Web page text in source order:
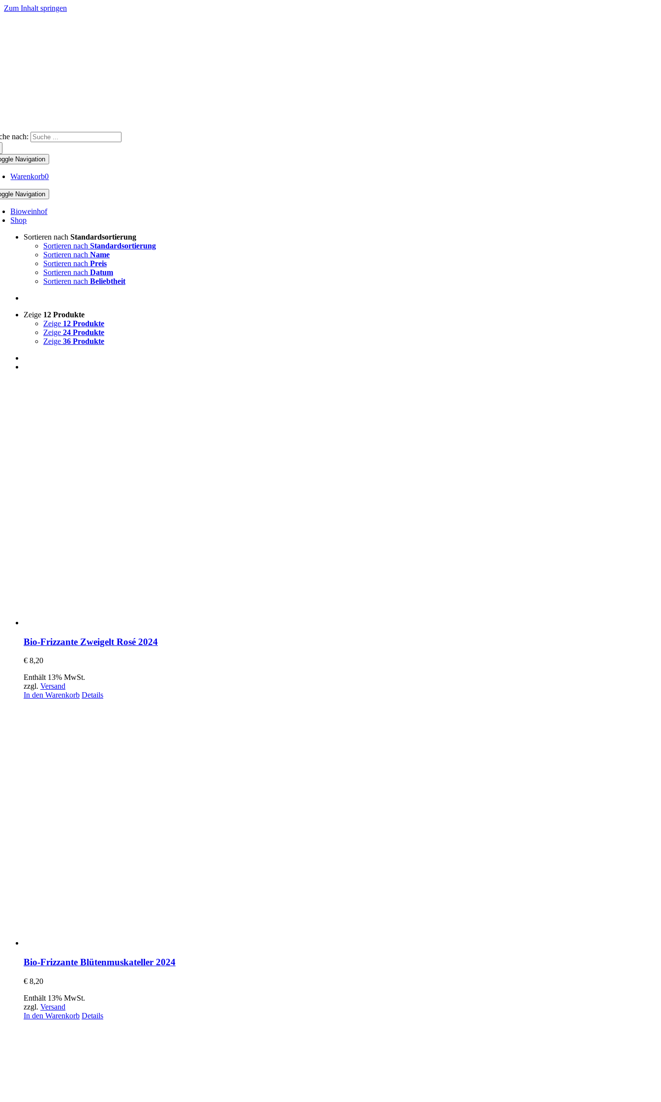
Zum Inhalt springen
nach:
Navigation
Warenkorb0
Navigation
Bioweinhof
Shop
Sortieren nach Standardsortierung
Sortieren nach Standardsortierung
Sortieren nach Name
Sortieren nach Preis
Sortieren nach Datum
Sortieren nach Beliebtheit
Zeige 12 Produkte
Zeige 12 Produkte
Zeige 24 Produkte
Zeige 36 Produkte
Bio-Frizzante Zweigelt Rosé 2024
€ 8,20
Enthält 13% MwSt.
zzgl. Versand
In den Warenkorb Details
Bio-Frizzante Blütenmuskateller 2024
€ 8,20
Enthält 13% MwSt.
zzgl. Versand
In den Warenkorb Details